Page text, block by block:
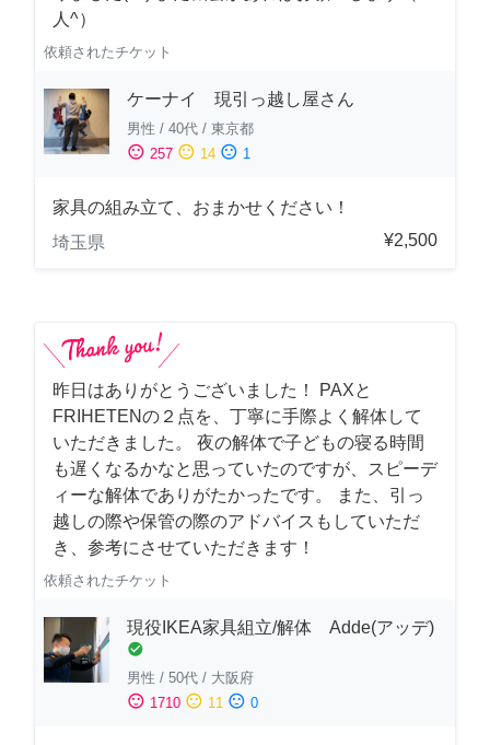
人^）
依頼されたチケット
ケーナイ 現引っ越し屋さん
男性 / 40代 / 東京都
sentiment_satisfied 257 sentiment_neutral 14 sentiment_dissatisfied 1
家具の組み立て、おまかせください！
埼玉県
¥2,500
昨日はありがとうございました！ PAXと
FRIHETENの２点を、丁寧に手際よく解体して
いただきました。 夜の解体で子どもの寝る時間
も遅くなるかなと思っていたのですが、スピーデ
ィーな解体でありがたかったです。 また、引っ
越しの際や保管の際のアドバイスもしていただ
き、参考にさせていただきます！
依頼されたチケット
現役IKEA家具組立/解体 Adde(アッデ)
check_circle
男性 / 50代 / 大阪府
sentiment_satisfied 1710 sentiment_neutral 11 sentiment_dissatisfied 0